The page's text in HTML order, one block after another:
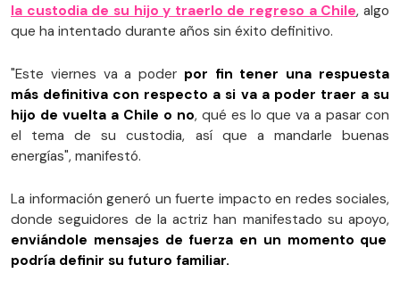
la custodia de su hijo y traerlo de regreso a Chile, algo
que ha intentado durante años sin éxito definitivo.
"Este viernes va a poder por fin tener una respuesta
más definitiva con respecto a si va a poder traer a su
hijo de vuelta a Chile o no, qué es lo que va a pasar con
el tema de su custodia, así que a mandarle buenas
energías", manifestó.
La información generó un fuerte impacto en redes sociales,
donde seguidores de la actriz han manifestado su apoyo,
enviándole mensajes de fuerza en un momento que
podría definir su futuro familiar.